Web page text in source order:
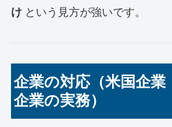
け という見方が強いです。
企業の対応（米国企業
企業の実務）